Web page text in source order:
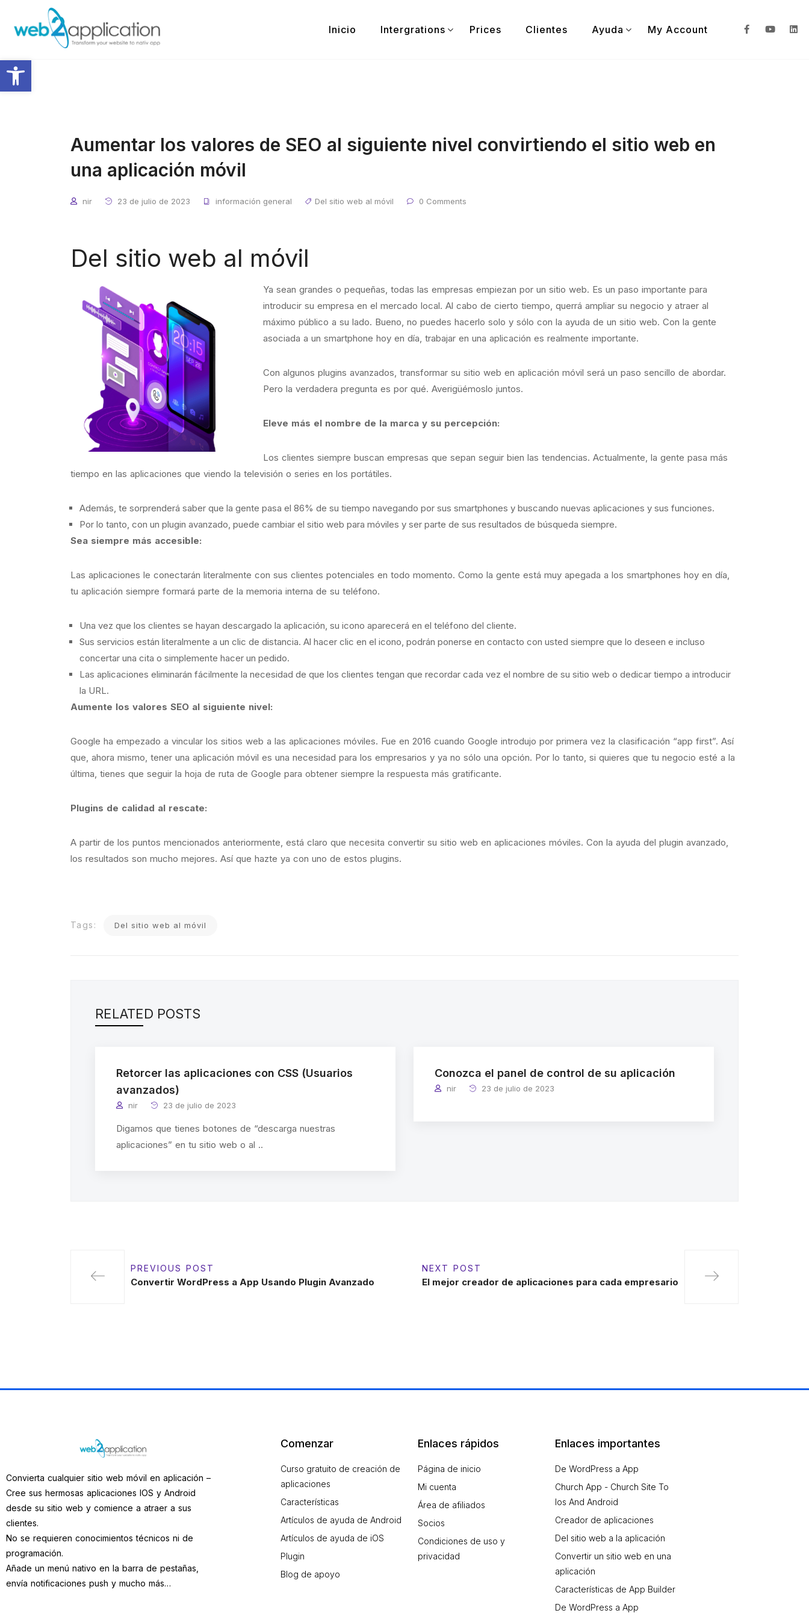
Inicio Intergrations Prices Clientes Ayuda My Account
Aumentar los valores de SEO al siguiente nivel convirtiendo el sitio web en
una aplicación móvil
nir 23 de julio de 2023 información general Del sitio web al móvil 0 Comments
Del sitio web al móvil
Ya sean grandes o pequeñas, todas las empresas empiezan por un sitio web. Es un paso importante para
introducir su empresa en el mercado local. Al cabo de cierto tiempo, querrá ampliar su negocio y atraer al
máximo público a su lado. Bueno, no puedes hacerlo solo y sólo con la ayuda de un sitio web. Con la gente
asociada a un smartphone hoy en día, trabajar en una aplicación es realmente importante.
Con algunos plugins avanzados, transformar su sitio web en aplicación móvil será un paso sencillo de abordar.
Pero la verdadera pregunta es por qué. Averigüémoslo juntos.
Eleve más el nombre de la marca y su percepción:
Los clientes siempre buscan empresas que sepan seguir bien las tendencias. Actualmente, la gente pasa más
tiempo en las aplicaciones que viendo la televisión o series en los portátiles.
Además, te sorprenderá saber que la gente pasa el 86% de su tiempo navegando por sus smartphones y buscando nuevas aplicaciones y sus funciones.
Por lo tanto, con un plugin avanzado, puede cambiar el sitio web para móviles y ser parte de sus resultados de búsqueda siempre.
Sea siempre más accesible:
Las aplicaciones le conectarán literalmente con sus clientes potenciales en todo momento. Como la gente está muy apegada a los smartphones hoy en día,
tu aplicación siempre formará parte de la memoria interna de su teléfono.
Una vez que los clientes se hayan descargado la aplicación, su icono aparecerá en el teléfono del cliente.
Sus servicios están literalmente a un clic de distancia. Al hacer clic en el icono, podrán ponerse en contacto con usted siempre que lo deseen e incluso
concertar una cita o simplemente hacer un pedido.
Las aplicaciones eliminarán fácilmente la necesidad de que los clientes tengan que recordar cada vez el nombre de su sitio web o dedicar tiempo a introducir
la URL.
Aumente los valores SEO al siguiente nivel:
Google ha empezado a vincular los sitios web a las aplicaciones móviles. Fue en 2016 cuando Google introdujo por primera vez la clasificación “app first”. Así
que, ahora mismo, tener una aplicación móvil es una necesidad para los empresarios y ya no sólo una opción. Por lo tanto, si quieres que tu negocio esté a la
última, tienes que seguir la hoja de ruta de Google para obtener siempre la respuesta más gratificante.
Plugins de calidad al rescate:
A partir de los puntos mencionados anteriormente, está claro que necesita convertir su sitio web en aplicaciones móviles. Con la ayuda del plugin avanzado,
los resultados son mucho mejores. Así que hazte ya con uno de estos plugins.
Tags: Del sitio web al móvil
RELATED POSTS
Retorcer las aplicaciones con CSS (Usuarios
avanzados)
nir 23 de julio de 2023
Digamos que tienes botones de “descarga nuestras
aplicaciones” en tu sitio web o al ..
Conozca el panel de control de su aplicación
nir 23 de julio de 2023
PREVIOUS POST
Convertir WordPress a App Usando Plugin Avanzado
NEXT POST
El mejor creador de aplicaciones para cada empresario
Convierta cualquier sitio web móvil en aplicación –
Cree sus hermosas aplicaciones IOS y Android
desde su sitio web y comience a atraer a sus
clientes.
No se requieren conocimientos técnicos ni de
programación.
Añade un menú nativo en la barra de pestañas,
envía notificaciones push y mucho más…
Comenzar
Curso gratuito de creación de
aplicaciones
Características
Artículos de ayuda de Android
Artículos de ayuda de iOS
Plugin
Blog de apoyo
Enlaces rápidos
Página de inicio
Mi cuenta
Área de afiliados
Socios
Condiciones de uso y
privacidad
Enlaces importantes
De WordPress a App
Church App - Church Site To
Ios And Android
Creador de aplicaciones
Del sitio web a la aplicación
Convertir un sitio web en una
aplicación
Características de App Builder
De WordPress a App
Abrir barra de herramientas